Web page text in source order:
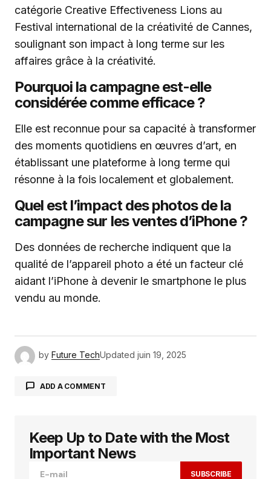
catégorie Creative Effectiveness Lions au
Festival international de la créativité de Cannes,
soulignant son impact à long terme sur les
affaires grâce à la créativité.
Pourquoi la campagne est-elle
considérée comme efficace ?
Elle est reconnue pour sa capacité à transformer
des moments quotidiens en œuvres d’art, en
établissant une plateforme à long terme qui
résonne à la fois localement et globalement.
Quel est l’impact des photos de la
campagne sur les ventes d’iPhone ?
Des données de recherche indiquent que la
qualité de l’appareil photo a été un facteur clé
aidant l’iPhone à devenir le smartphone le plus
vendu au monde.
by Future TechUpdated juin 19, 2025
ADD A COMMENT
Votre adresse e-mail ne sera pas publiée. Les
champs obligatoires sont indiqués avec
Keep Up to Date with the Most
Important News
SUBSCRIBE